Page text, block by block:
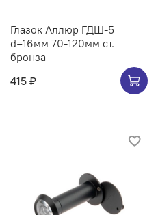
Глазок Аллюр ГДШ-5
d=16мм 70-120мм ст.
бронза
415 ₽